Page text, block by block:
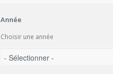
Année
Choisir une année